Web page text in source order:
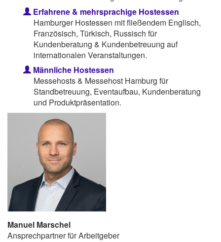
Erfahrene & mehrsprachige Hostessen
Hamburger Hostessen mit fließendem Englisch,
Französisch, Türkisch, Russisch für
Kundenberatung & Kundenbetreuung auf
internationalen Veranstaltungen.
Männliche Hostessen
Messehosts & Messehost Hamburg für
Standbetreuung, Eventaufbau, Kundenberatung
und Produktpräsentation.
Manuel Marschel
Ansprechpartner für Arbeitgeber